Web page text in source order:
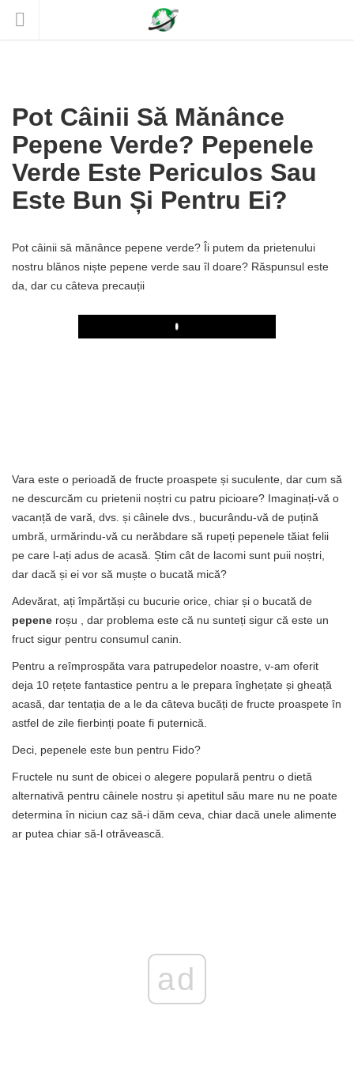
Pot Câinii Să Mănânce
Pepene Verde? Pepenele
Verde Este Periculos Sau
Este Bun Și Pentru Ei?
Pot câinii să mănânce pepene verde? Îi putem da prietenului
nostru blănos niște pepene verde sau îl doare? Răspunsul este
da, dar cu câteva precauții
Play
Vara este o perioadă de fructe proaspete și suculente, dar cum să
ne descurcăm cu prietenii noștri cu patru picioare? Imaginați-vă o
vacanță de vară, dvs. și câinele dvs., bucurându-vă de puțină
umbră, urmărindu-vă cu nerăbdare să rupeți pepenele tăiat felii
pe care l-ați adus de acasă. Știm cât de lacomi sunt puii noștri,
dar dacă și ei vor să muște o bucată mică?
Adevărat, ați împărtăși cu bucurie orice, chiar și o bucată de
pepene roșu , dar problema este că nu sunteți sigur că este un
fruct sigur pentru consumul canin.
Pentru a reîmprospăta vara patrupedelor noastre, v-am oferit
deja 10 rețete fantastice pentru a le prepara înghețate și gheață
acasă, dar tentația de a le da câteva bucăți de fructe proaspete în
astfel de zile fierbinți poate fi puternică.
Deci, pepenele este bun pentru Fido?
Fructele nu sunt de obicei o alegere populară pentru o dietă
alternativă pentru câinele nostru și apetitul său mare nu ne poate
determina în niciun caz să-i dăm ceva, chiar dacă unele alimente
ar putea chiar să-l otrăvească.
ad